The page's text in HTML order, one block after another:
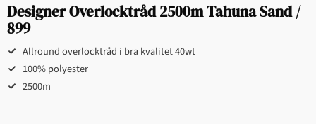
Designer Overlocktråd 2500m Tahuna Sand /
899
Allround overlocktråd i bra kvalitet 40wt
100% polyester
2500m